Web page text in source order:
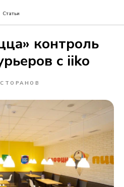
Статьи
контроль
с iiko